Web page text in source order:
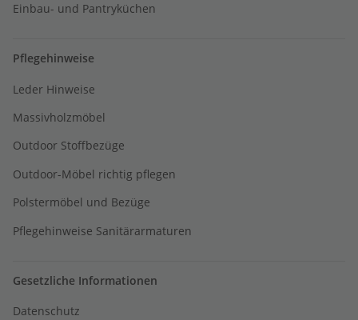
Einbau- und Pantryküchen
Pflegehinweise
Leder Hinweise
Massivholzmöbel
Outdoor Stoffbezüge
Outdoor-Möbel richtig pflegen
Polstermöbel und Bezüge
Pflegehinweise Sanitärarmaturen
Gesetzliche Informationen
Datenschutz